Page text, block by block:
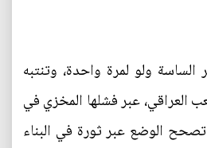
ولو لمرة واحدة، وتنتبه
العراقي، عبر فشلها المخزي في
الوضع عبر ثورة في البناء